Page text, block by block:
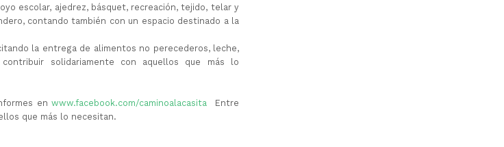
escolar, ajedrez, básquet, recreación, tejido, telar y
contando también con un espacio destinado a la
la entrega de alimentos no perecederos, leche,
solidariamente con aquellos que más lo
enwww.facebook.com/caminoalacasita Entre
que más lo necesitan.